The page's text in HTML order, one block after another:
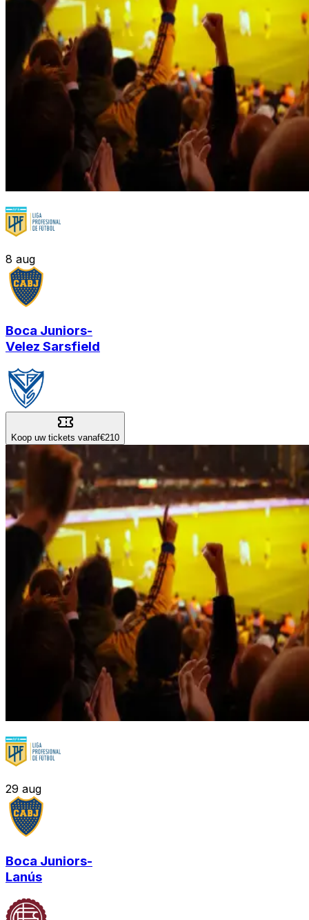
8 aug
Boca Juniors-
Velez Sarsfield
Koop uw tickets vanaf€210
29 aug
Boca Juniors-
Lanús